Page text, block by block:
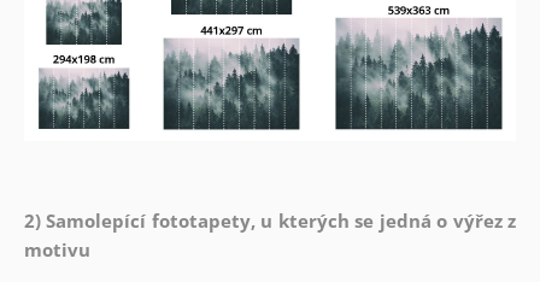
2) Samolepící fototapety, u kterých se jedná o výřez z
motivu